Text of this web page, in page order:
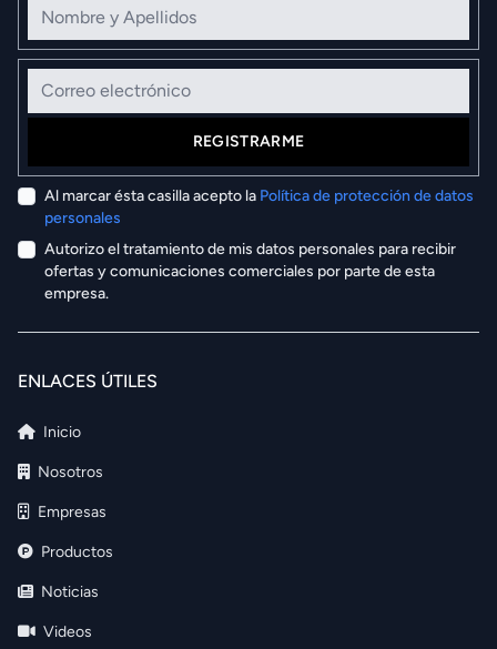
Correo electrónico
REGISTRARME
Al marcar ésta casilla acepto la Política de protección de datos
personales
Autorizo el tratamiento de mis datos personales para recibir
ofertas y comunicaciones comerciales por parte de esta
empresa.
ENLACES ÚTILES
Inicio
Nosotros
Empresas
Productos
Noticias
Videos